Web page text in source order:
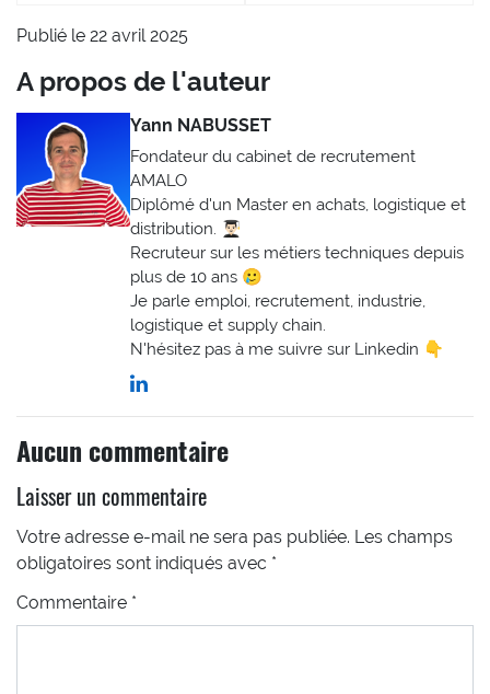
Publié le 22 avril 2025
A propos de l'auteur
Yann NABUSSET
Fondateur du cabinet de recrutement
AMALO
Diplômé d'un Master en achats, logistique et
distribution. 👨🏻‍🎓
Recruteur sur les métiers techniques depuis
plus de 10 ans 🥲
Je parle emploi, recrutement, industrie,
logistique et supply chain.
N'hésitez pas à me suivre sur Linkedin 👇
Aucun commentaire
Laisser un commentaire
Votre adresse e-mail ne sera pas publiée. Les champs
obligatoires sont indiqués avec *
Commentaire *